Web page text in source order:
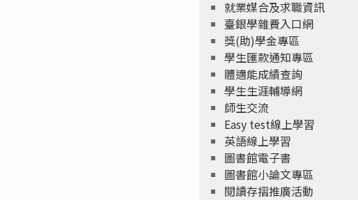
就業媒合及求職資訊
臺銀學雜費入口網
獎(助)學金專區
學生匯款通知專區
體適能成績查詢
學生生涯輔導網
師生交流
Easy test線上學習
英語線上學習
圖書館電子書
圖書館小論文專區
閱讀存摺推廣活動